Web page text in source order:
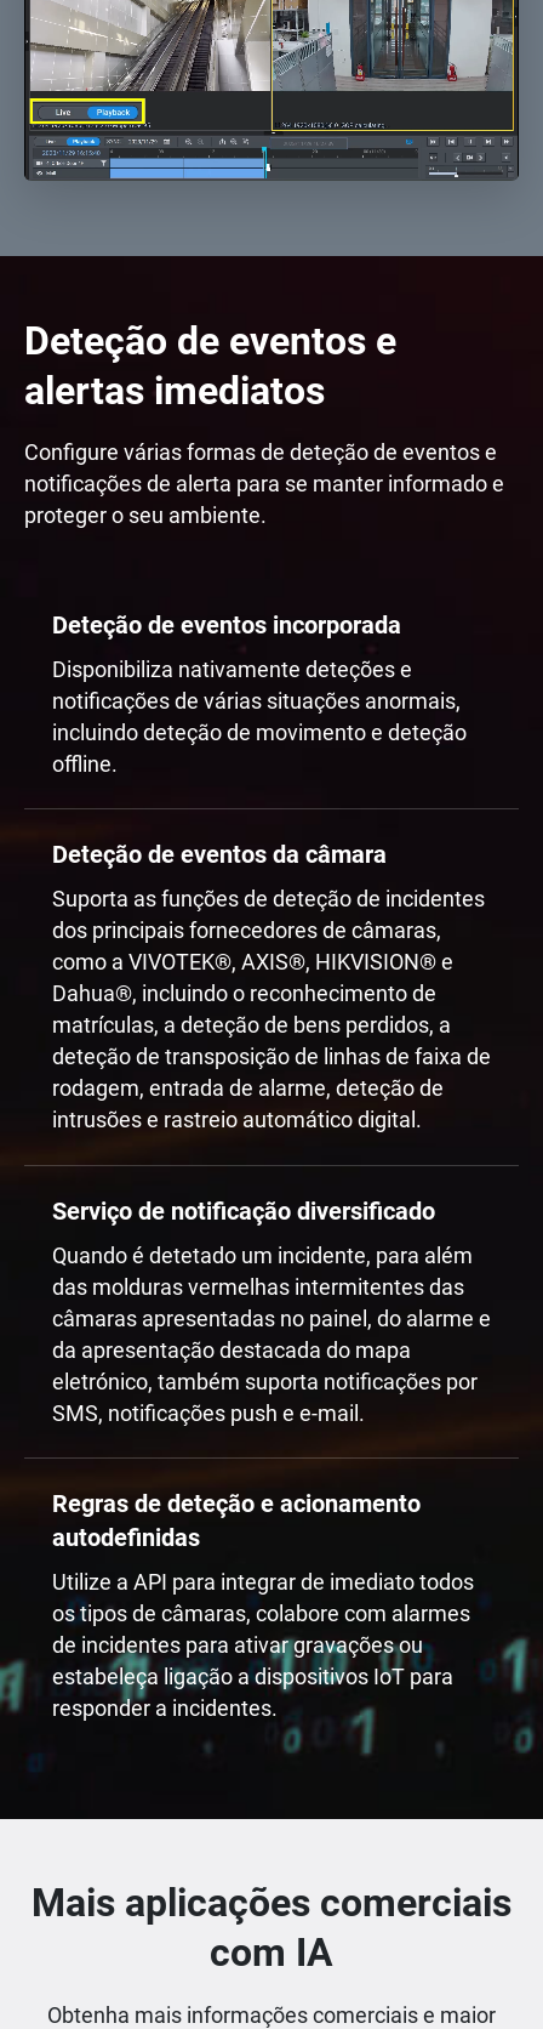
Deteção de eventos e
alertas imediatos
Configure várias formas de deteção de eventos e
notificações de alerta para se manter informado e
proteger o seu ambiente.
Deteção de eventos incorporada
Disponibiliza nativamente deteções e
notificações de várias situações anormais,
incluindo deteção de movimento e deteção
offline.
Deteção de eventos da câmara
Suporta as funções de deteção de incidentes
dos principais fornecedores de câmaras,
como a VIVOTEK®, AXIS®, HIKVISION® e
Dahua®, incluindo o reconhecimento de
matrículas, a deteção de bens perdidos, a
deteção de transposição de linhas de faixa de
rodagem, entrada de alarme, deteção de
intrusões e rastreio automático digital.
Serviço de notificação diversificado
Quando é detetado um incidente, para além
das molduras vermelhas intermitentes das
câmaras apresentadas no painel, do alarme e
da apresentação destacada do mapa
eletrónico, também suporta notificações por
SMS, notificações push e e-mail.
Regras de deteção e acionamento
autodefinidas
Utilize a API para integrar de imediato todos
os tipos de câmaras, colabore com alarmes
de incidentes para ativar gravações ou
estabeleça ligação a dispositivos IoT para
responder a incidentes.
Mais aplicações comerciais
com IA
Obtenha mais informações comerciais e maior